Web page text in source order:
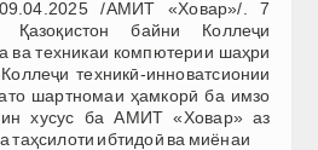
/АМИТ «Ховар»/. 7
байни Коллеҷи
ва техникаи компютерии шаҳри
техникӣ-инноватсионии
шартномаи ҳамкорӣ ба имзо
хусус ба АМИТ «Ховар» аз
таҳсилоти ибтидоӣ ва миёнаи